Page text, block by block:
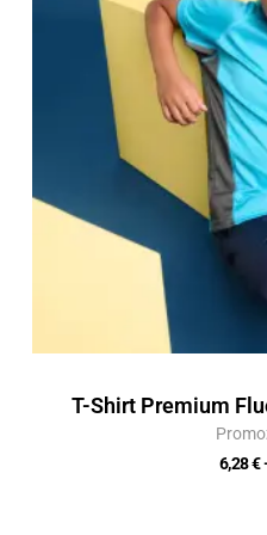
T-Shirt Premium
6,28€